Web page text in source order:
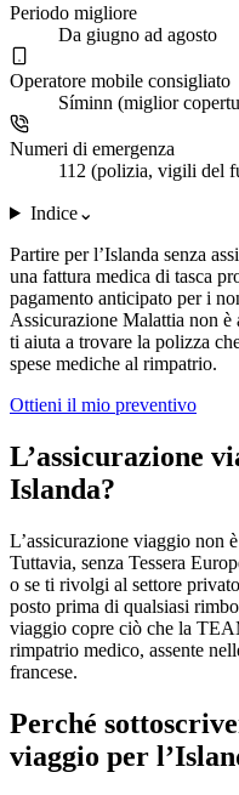
Periodo migliore
Da giugno ad agosto
Operatore mobile consigliato
Síminn (miglior
Numeri di emergenza
112 (polizia, vigili del
Indice⌄
Partire per l’Islanda senza
una fattura medica di tasca
pagamento anticipato per i
Assicurazione Malattia non è
ti aiuta a trovare la polizza
spese mediche al rimpatrio.
Ottieni il mio preventivo
L’assicurazione
Islanda?
L’assicurazione viaggio non
Tuttavia, senza Tessera
o se ti rivolgi al settore
posto prima di qualsiasi
viaggio copre ciò che la
rimpatrio medico, assente
francese.
Perché
viaggio per